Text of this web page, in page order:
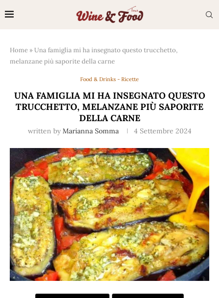
Home »Una famiglia mi ha insegnato questo trucchetto,
melanzane più saporite della carne
Food & Drinks - Ricette
UNA FAMIGLIA MI HA INSEGNATO QUESTO
TRUCCHETTO, MELANZANE PIÙ SAPORITE
DELLA CARNE
written by Marianna Somma 4 Settembre 2024